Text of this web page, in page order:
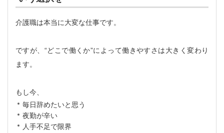
介護職は本当に大変な仕事です。
ですが、“どこで働くか”によって働きやすさは大きく変わり
ます。
もし今、
毎日辞めたいと思う
夜勤が辛い
人手不足で限界